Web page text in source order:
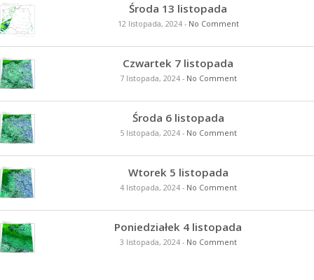
Środa 13 listopada
12 listopada, 2024- No Comment
Czwartek 7 listopada
7 listopada, 2024- No Comment
Środa 6 listopada
5 listopada, 2024- No Comment
Wtorek 5 listopada
4 listopada, 2024- No Comment
Poniedziałek 4 listopada
3 listopada, 2024- No Comment